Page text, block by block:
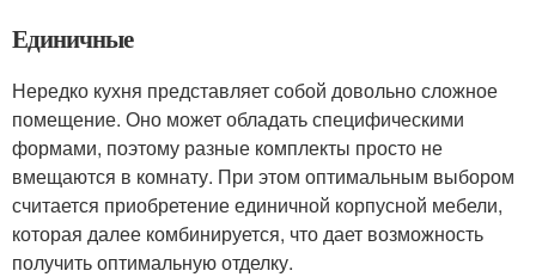
Единичные
Нередко кухня представляет собой довольно сложное
помещение. Оно может обладать специфическими
формами, поэтому разные комплекты просто не
вмещаются в комнату. При этом оптимальным выбором
считается приобретение единичной корпусной мебели,
которая далее комбинируется, что дает возможность
получить оптимальную отделку.